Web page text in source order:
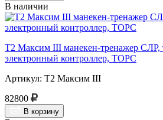
В наличии
Т2 Максим III манекен-тренажер СЛР,
электронный контроллер, ТОРС
Артикул: Т2 Максим III
82800
В корзину